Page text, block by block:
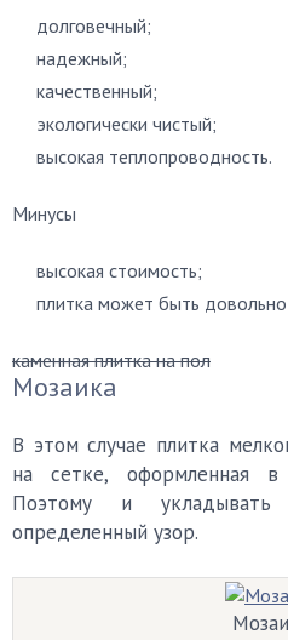
долговечный;
надежный;
качественный;
экологически чистый;
высокая теплопроводность.
Минусы
высокая стоимость;
плитка может быть
каменная плитка на пол
Мозаика
В этом случае плитка
на сетке, оформленная в
Поэтому и
определенный узор.